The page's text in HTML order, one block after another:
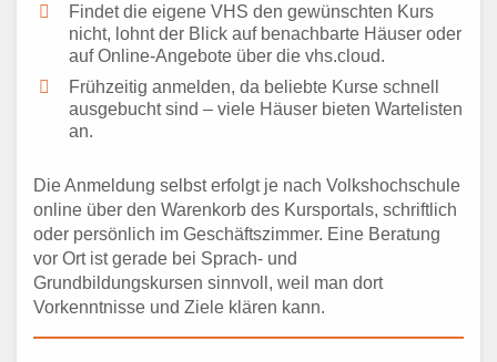
Findet die eigene VHS den gewünschten Kurs
nicht, lohnt der Blick auf benachbarte Häuser oder
auf Online-Angebote über die vhs.cloud.
Frühzeitig anmelden, da beliebte Kurse schnell
ausgebucht sind – viele Häuser bieten Wartelisten
an.
Die Anmeldung selbst erfolgt je nach Volkshochschule
online über den Warenkorb des Kursportals, schriftlich
oder persönlich im Geschäftszimmer. Eine Beratung
vor Ort ist gerade bei Sprach- und
Grundbildungskursen sinnvoll, weil man dort
Vorkenntnisse und Ziele klären kann.